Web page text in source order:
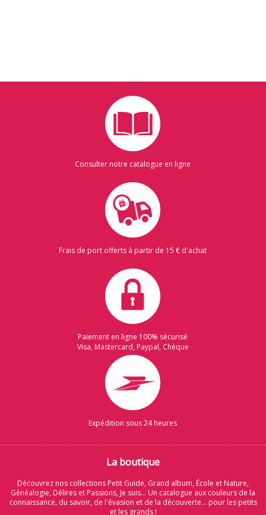
Consulter notre catalogue en ligne
Frais de port offerts à partir de 15 € d'achat
Paiement en ligne 100% sécurisé
Visa, Mastercard, Paypal, Chèque
Expédition sous 24 heures
La boutique
Découvrez nos collections Petit Guide, Grand album, École et Nature,
Généalogie, Délires et Passions, Je suis... Un catalogue aux couleurs de la
connaissance, du savoir, de l'évasion et de la découverte... pour les petits
et les grands !